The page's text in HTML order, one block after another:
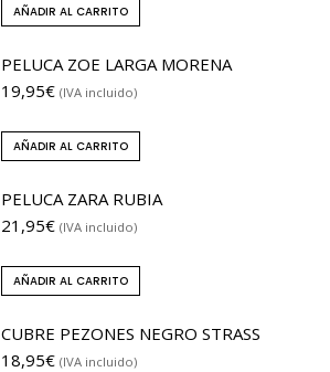
AÑADIR AL CARRITO
PELUCA ZOE LARGA MORENA
19,95€ (IVA incluido)
AÑADIR AL CARRITO
PELUCA ZARA RUBIA
21,95€ (IVA incluido)
AÑADIR AL CARRITO
CUBRE PEZONES NEGRO STRASS
18,95€ (IVA incluido)